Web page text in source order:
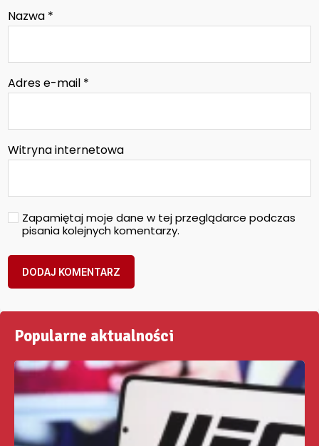
Nazwa *
Adres e-mail *
Witryna internetowa
Zapamiętaj moje dane w tej przeglądarce podczas
pisania kolejnych komentarzy.
Popularne aktualności